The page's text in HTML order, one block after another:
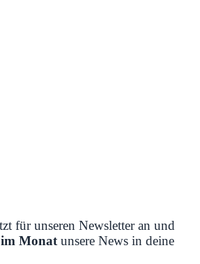
für unseren Newsletter an und
Monat unsere News in deine